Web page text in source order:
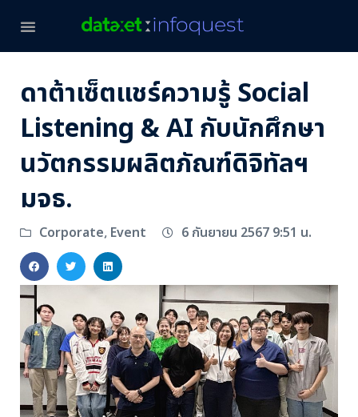
ดาต้าเซ็ตแชร์ความรู้ Social
Listening & AI กับนักศึกษา
นวัตกรรมผลิตภัณฑ์ดิจิทัลฯ
มจธ.
Corporate, Event 6 กันยายน 2567 9:51 น.